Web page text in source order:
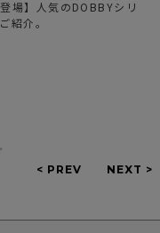
登場】人気のDOBBYシリ
紹介。